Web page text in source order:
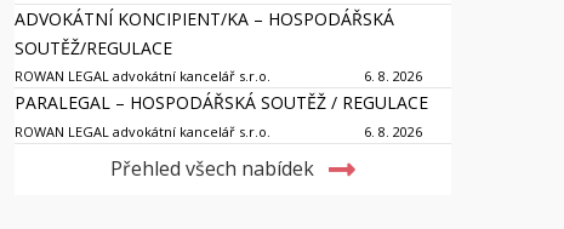
ADVOKÁTNÍ KONCIPIENT/KA – HOSPODÁŘSKÁ
SOUTĚŽ/REGULACE
ROWAN LEGAL advokátní kancelář s.r.o. 6. 8. 2026
PARALEGAL – HOSPODÁŘSKÁ SOUTĚŽ / REGULACE
ROWAN LEGAL advokátní kancelář s.r.o. 6. 8. 2026
Přehled všech nabídek